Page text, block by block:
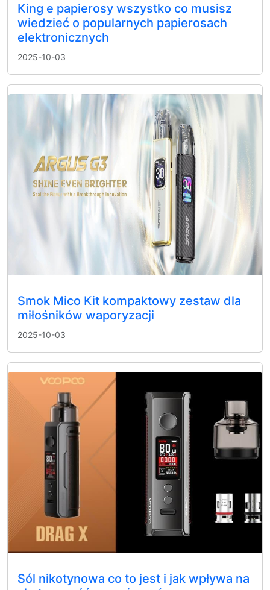
King e papierosy wszystko co musisz
wiedzieć o popularnych papierosach
elektronicznych
2025-10-03
Smok Mico Kit kompaktowy zestaw dla
miłośników waporyzacji
2025-10-03
Sól nikotynowa co to jest i jak wpływa na